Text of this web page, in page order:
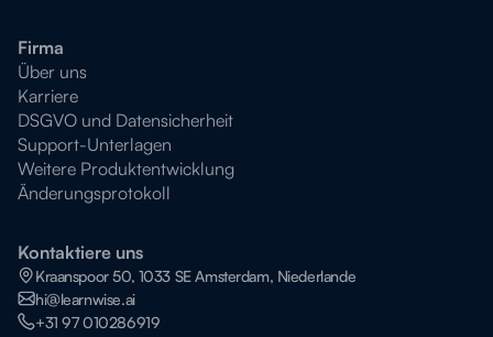
Firma
Über uns
Karriere
DSGVO und Datensicherheit
Support-Unterlagen
Weitere Produktentwicklung
Änderungsprotokoll
Kontaktiere uns
Kraanspoor 50, 1033 SE Amsterdam, Niederlande
hi@learnwise.ai
+31 97 010286919